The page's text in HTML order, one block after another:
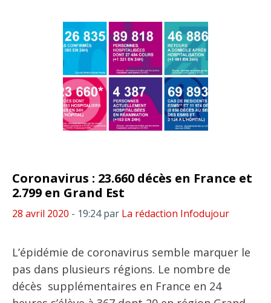
Coronavirus : 23.660 décès en France et
2.799 en Grand Est
28 avril 2020 - 19:24 par La rédaction Infodujour
L’épidémie de coronavirus semble marquer le
pas dans plusieurs régions. Le nombre de
décès supplémentaires en France en 24